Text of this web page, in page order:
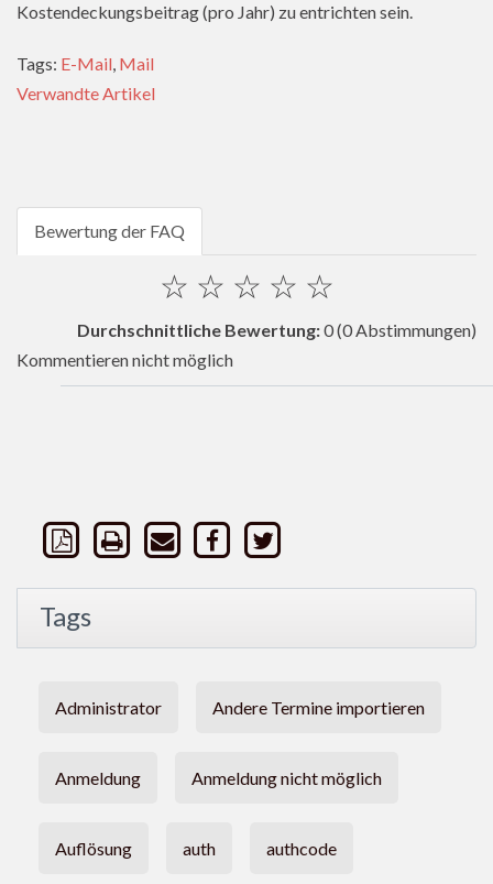
Kostendeckungsbeitrag (pro Jahr) zu entrichten sein.
Tags: E-Mail, Mail
Verwandte Artikel
Bewertung der FAQ
☆
☆
☆
☆
☆
Durchschnittliche Bewertung:0(0 Abstimmungen)
Kommentieren nicht möglich
Tags
Administrator Andere Termine importieren
Anmeldung Anmeldung nicht möglich
Auflösung auth authcode